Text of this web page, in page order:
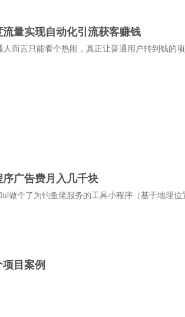
量实现自动化引流获客赚钱
广告费月入几千块
目案例